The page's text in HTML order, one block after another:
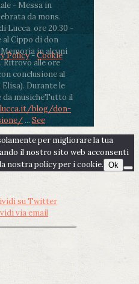
- Messa in
da mons.
Lucca. ore 20.30 -
al Cippo di don
in alcuni
Ritrovo alle ore
conclusione al
Durante le
musicheTutto il
blog/don-
... See
su Twitter
via email
Policy-Cookie
per migliorare la tua
il nostro sito web acconsenti
nostra policy per i cookie. Ok